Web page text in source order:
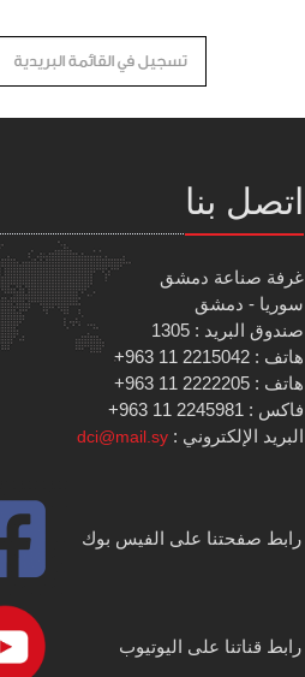
اتصل بنا
غرفة صناعة دمشق
سوريا - دمشق
صندوق البريد : 1305
هاتف : 2215042 11 963+
هاتف : 2222205 11 963+
فاكس : 2245981 11 963+
البريد الإلكتروني : dci@mail.sy
رابط صفحتنا على الفيس بوك
رابط قناتنا على اليوتيوب